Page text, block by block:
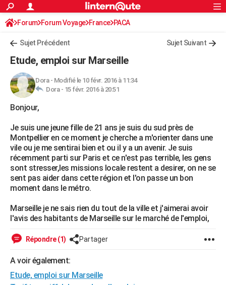
ACTUALITÉS
Politique
Société
Faits Divers
Education
Monde
Villes
+
FINANCE
Retraite
Impôts
Epargne
Immobilier
Risques naturels par ville
Banque
Assurance
Crédit
AUTO
Essais
Réserver un essai
Citadines
Berlines
SUV
Forum auto
+HIGH-TECH
Mobiles
Meilleur smartphone
Internet
Ordinateurs
Jeux vidéo
Guide high-tech
+BRICOLAGE
Forum
Aménagement intérieur
Extérieur
Cuisine
Salle de bains
Jardinage
Rangement
WEEK-END
Guides de France
Escapades
Patrimoine
Expositions
Musées
Week-end nature
LIFESTYLE
Alimentation
Guide de la santé
Maladies
Médicaments
Sommeil
VOYAGE
Destinations
City break
Voyage nature
Voyage de noces
Forum
Climat
PHOTO
GUIDES D'ACHAT
BONS PLANS
S'inscrire
Connexion
Forum Forum Voyage France PACA
Sujet Précédent Sujet Suivant
Etude, emploi sur Marseille
Dora- Modifié le 10 févr. 2016 à 11:34
Dora - 15 févr. 2016 à 20:51
Bonjour,
Je suis une jeune fille de 21 ans je suis du sud près de
Montpellier en ce moment je cherche a m'orienter dans une
vile ou je me sentirai bien et ou il y a un avenir. Je suis
récemment parti sur Paris et ce n'est pas terrible, les gens
sont stresser,les missions locale restent a desirer, on ne se
sent pas aider dans cette région et l'on passe un bon
moment dans le métro.
Marseille je ne sais rien du tout de la ville et j'aimerai avoir
l'avis des habitants de Marseille sur le marché de l'emploi,
Répondre (1) Partager
A voir également:
Etude, emploi sur Marseille